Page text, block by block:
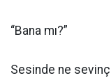
“Bana mı?”
Sesinde ne sevinç